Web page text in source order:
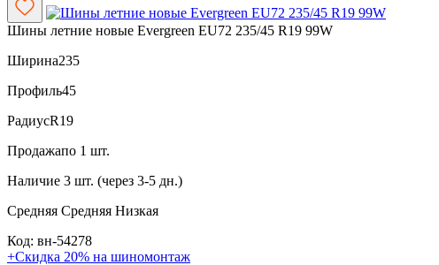
Шины летние новые Evergreen EU72 235/45 R19 99W
Ширина235
Профиль45
РадиусR19
Продажапо 1 шт.
Наличие 3 шт. (через 3-5 дн.)
Средняя Средняя Низкая
Код: вн-54278
+Скидка 20% на шиномонтаж